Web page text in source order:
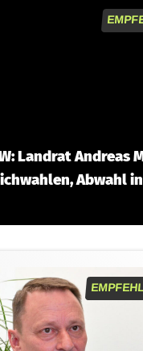
Landrat Andreas
Abwahl